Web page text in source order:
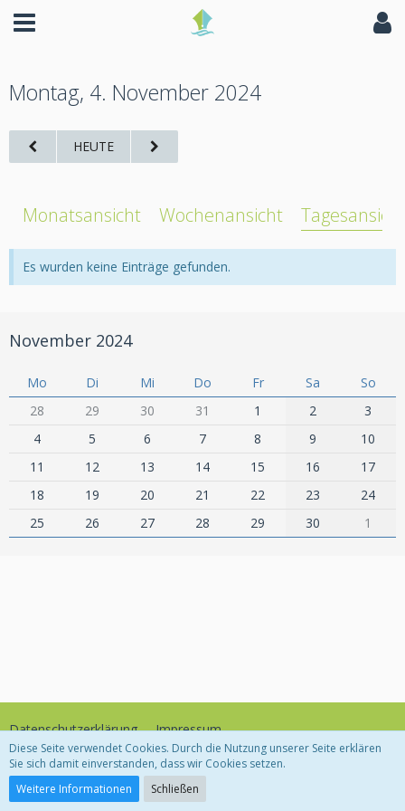
Montag, 4. November 2024
HEUTE
Monatsansicht Wochenansicht Tagesansicht
Es wurden keine Einträge gefunden.
November 2024
Mo Di Mi Do Fr Sa
So
28
29 30 31 1 2
3
4
5 6 7 8 9
10
11
12 13 14 15 16
17
18
19 20 21 22 23
24
25
26 27 28 29 30 1
Datenschutzerklärung Impressum
Community-Software:
Diese Seite verwendet Cookies. Durch die Nutzung unserer Seite erklären
Sie sich damit einverstanden, dass wir Cookies setzen.
Weitere Informationen
Schließen